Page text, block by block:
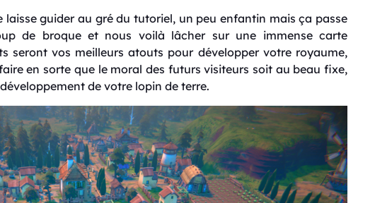
laisse guider au gré du tutoriel, un peu enfantin mais ça passe
de broque et nous voilà lâcher sur une immense carte
seront vos meilleurs atouts pour développer votre royaume,
en sorte que le moral des futurs visiteurs soit au beau fixe,
de votre lopin de terre.